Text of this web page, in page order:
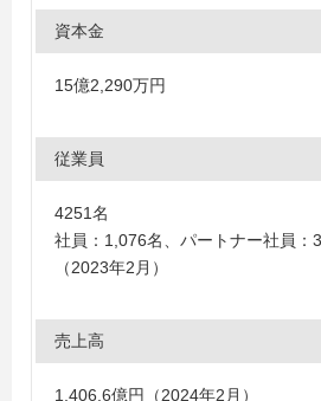
資本金
15億2,290万円
従業員
4251名
社員：1,076名、パートナー社員：
（2023年2月）
売上高
1,406.6億円（2024年2月）